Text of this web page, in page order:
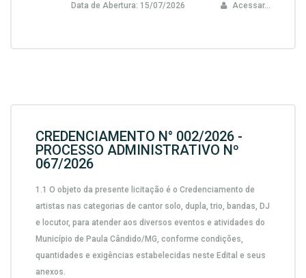
Data de Abertura: 15/07/2026 Acessar...
CREDENCIAMENTO N° 002/2026 -
PROCESSO ADMINISTRATIVO Nº
067/2026
1.1 O objeto da presente licitação é o Credenciamento de
artistas nas categorias de cantor solo, dupla, trio, bandas, DJ
e locutor, para atender aos diversos eventos e atividades do
Município de Paula Cândido/MG, conforme condições,
quantidades e exigências estabelecidas neste Edital e seus
anexos.